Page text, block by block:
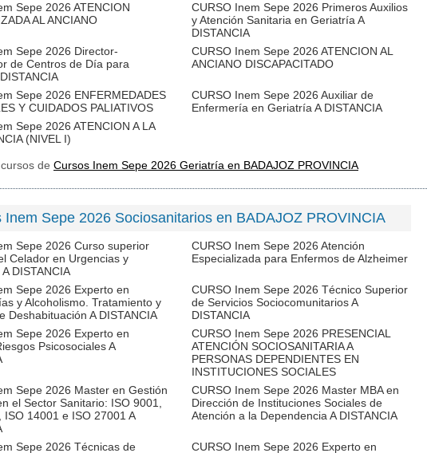
Sepe 2026 ATENCION
AL ANCIANO
CURSO Inem Sepe 2026 Primeros Auxilios
y Atención Sanitaria en Geriatría A
DISTANCIA
Sepe 2026 Director-
de Centros de Día para
CURSO Inem Sepe 2026 ATENCION AL
ANCIANO DISCAPACITADO
Sepe 2026 ENFERMEDADES
Y CUIDADOS PALIATIVOS
CURSO Inem Sepe 2026 Auxiliar de
Enfermería en Geriatría A DISTANCIA
Sepe 2026 ATENCION A LA
(NIVEL I)
de Cursos Inem Sepe 2026 Geriatría en BADAJOZ PROVINCIA
Inem Sepe 2026 Sociosanitarios en BADAJOZ PROVINCIA
Sepe 2026 Curso superior
Celador en Urgencias y
DISTANCIA
CURSO Inem Sepe 2026 Atención
Especializada para Enfermos de Alzheimer
Sepe 2026 Experto en
y Alcoholismo. Tratamiento y
Deshabituación A DISTANCIA
CURSO Inem Sepe 2026 Técnico Superior
de Servicios Sociocomunitarios A
DISTANCIA
Sepe 2026 Experto en
Psicosociales A
CURSO Inem Sepe 2026 PRESENCIAL
ATENCIÓN SOCIOSANITARIA A
PERSONAS DEPENDIENTES EN
INSTITUCIONES SOCIALES
Sepe 2026 Master en Gestión
el Sector Sanitario: ISO 9001,
ISO 14001 e ISO 27001 A
CURSO Inem Sepe 2026 Master MBA en
Dirección de Instituciones Sociales de
Atención a la Dependencia A DISTANCIA
Sepe 2026 Técnicas de
CURSO Inem Sepe 2026 Experto en